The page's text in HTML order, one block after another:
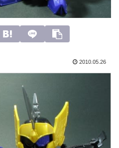
2010.05.26